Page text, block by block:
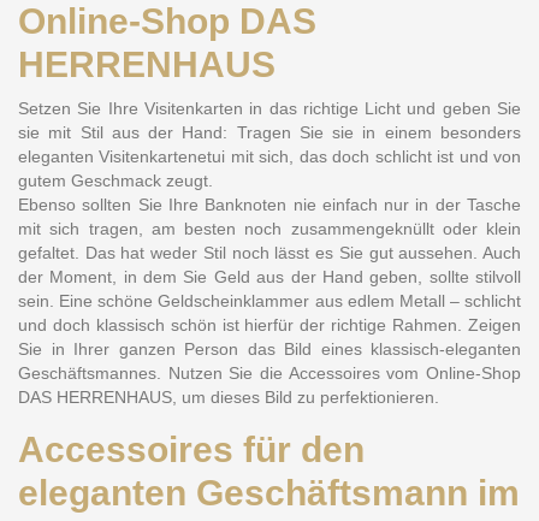
Online-Shop DAS
HERRENHAUS
Setzen Sie Ihre Visitenkarten in das richtige Licht und geben Sie
sie mit Stil aus der Hand: Tragen Sie sie in einem besonders
elegantenVisitenkartenetui mit sich, das doch schlicht ist und von
gutem Geschmack zeugt.
Ebenso sollten Sie Ihre Banknoten nie einfach nur in der Tasche
mit sich tragen, am besten noch zusammengeknüllt oder klein
gefaltet. Das hat weder Stil noch lässt es Sie gut aussehen. Auch
der Moment, in dem Sie Geld aus der Hand geben, sollte stilvoll
sein. Eine schöne Geldscheinklammer aus edlem Metall – schlicht
und doch klassisch schön ist hierfür der richtige Rahmen. Zeigen
Sie in Ihrer ganzen Person das Bild eines klassisch-eleganten
Geschäftsmannes. Nutzen Sie die Accessoires vom Online-Shop
DAS HERRENHAUS, um dieses Bild zu perfektionieren.
Accessoires für den
eleganten Geschäftsmann im